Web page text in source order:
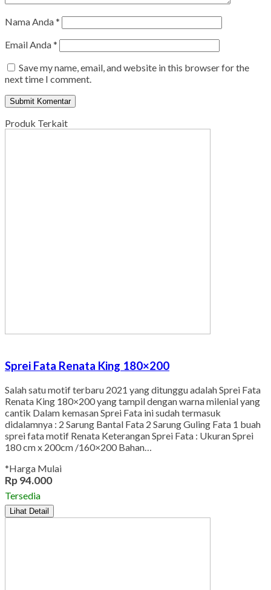
Nama Anda*
Email Anda*
Save my name, email, and website in this browser for the
next time I comment.
Produk Terkait
Sprei Fata Renata King 180×200
Salah satu motif terbaru 2021 yang ditunggu adalah Sprei Fata
Renata King 180×200 yang tampil dengan warna milenial yang
cantik Dalam kemasan Sprei Fata ini sudah termasuk
didalamnya : 2 Sarung Bantal Fata 2 Sarung Guling Fata 1 buah
sprei fata motif Renata Keterangan Sprei Fata : Ukuran Sprei
180 cm x 200cm /160×200 Bahan…
*Harga Mulai
Rp 94.000
Tersedia
Lihat Detail